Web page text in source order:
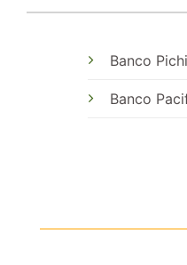
Banco
Banco